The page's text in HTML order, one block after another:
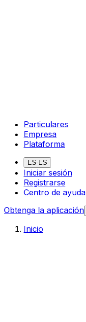
Particulares
Empresa
Plataforma
ES-ES
Iniciar sesión
Registrarse
Centro de ayuda
Obtenga la aplicación
Inicio